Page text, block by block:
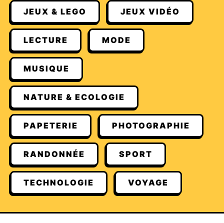
JEUX & LEGO JEUX VIDÉO
LECTURE MODE
MUSIQUE
NATURE & ECOLOGIE
PAPETERIE PHOTOGRAPHIE
RANDONNÉE SPORT
TECHNOLOGIE VOYAGE